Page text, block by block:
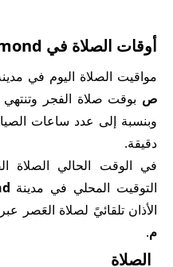
أوقات الصلاة في Helmond ، هولندا
مواقيت الصلاة اليوم في
ص بوقت صلاة الفجر وتنتهي
دقيقة.
في الوقت الحالي الصلاة
التوقيت المحلي في مدينة
الأذان تلقائيً لصلاة العَصر
م.
الصلاة